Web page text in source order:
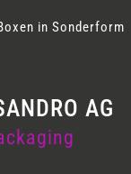
in Sonderform